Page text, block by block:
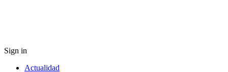
Sign in
Actualidad